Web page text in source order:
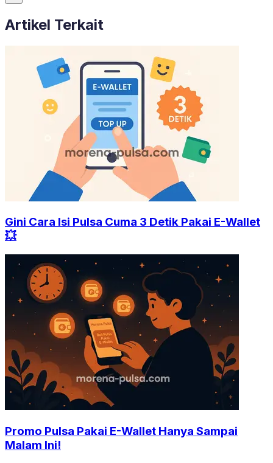
Artikel Terkait
Gini Cara Isi Pulsa Cuma 3 Detik Pakai E-Wallet
💥
Promo Pulsa Pakai E-Wallet Hanya Sampai
Malam Ini!